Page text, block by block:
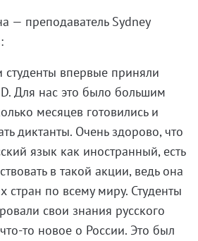
— преподаватель Sydney
впервые приняли
Для нас это было большим
месяцев готовились и
диктанты. Очень здорово, что
язык как иностранный, есть
в такой акции, ведь она
стран по всему миру. Студенты
свои знания русского
то новое о России. Это был